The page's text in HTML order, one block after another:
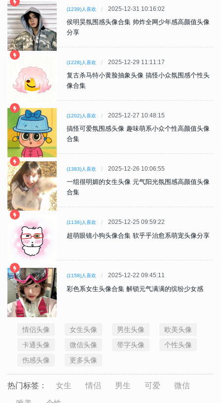
(1239)人喜欢 2025-12-31 10:16:02
侯明昊氛围感头像合集 帅炸全网少年感高颜值头像
分享
(1228)人喜欢 2025-12-29 11:11:17
复古杀马特小黄脸抽象头像 搞怪小众氛围感个性头
像合集
(1202)人喜欢 2025-12-27 10:48:15
搞怪可爱氛围感头像 趣味萌系小众个性高颜值头像
合集
(1383)人喜欢 2025-12-26 10:06:55
一组很明媚的女生头像 元气阳光氛围感高颜值头像
合集
(1136)人喜欢 2025-12-25 09:59:22
超萌眼镜小狗头像合集 软乎乎治愈系萌宠头像分享
(1158)人喜欢 2025-12-22 09:45:11
彩色系女生头像合集 解锁元气满满的缤纷少女感
情侣头像 女生头像 男生头像
欧美头像
卡通头像
微信头像 带字头像
个性头像
伤感头像
更多头像
热门标签： 女生 情侣 男生 可爱 微信